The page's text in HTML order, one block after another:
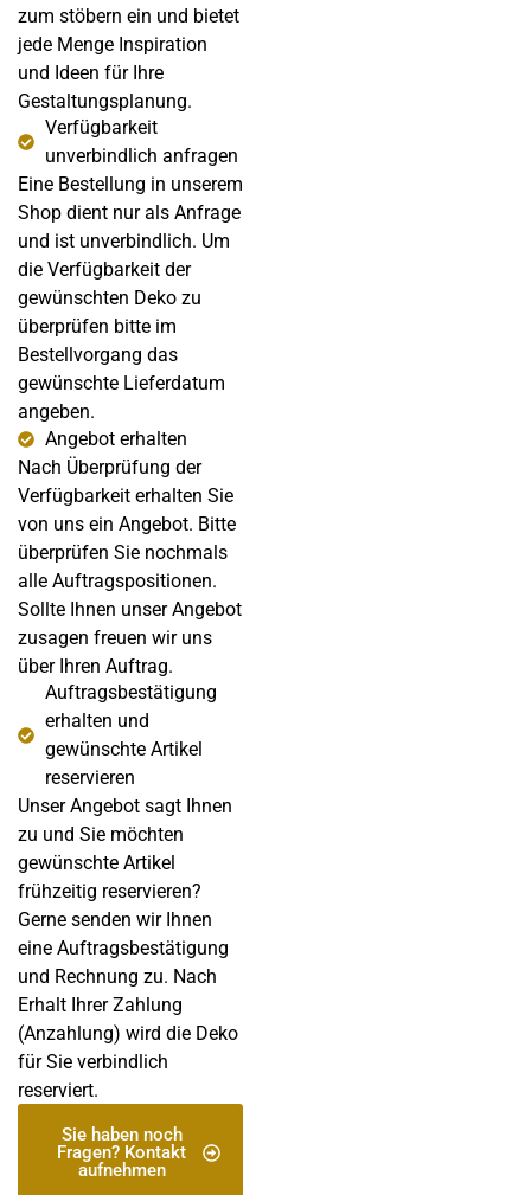
zum stöbern ein und bietet
jede Menge Inspiration
und Ideen für Ihre
Gestaltungsplanung.
Verfügbarkeit
unverbindlich anfragen
Eine Bestellung in unserem
Shop dient nur als Anfrage
und ist unverbindlich. Um
die Verfügbarkeit der
gewünschten Deko zu
überprüfen bitte im
Bestellvorgang das
gewünschte Lieferdatum
angeben.
Angebot erhalten
Nach Überprüfung der
Verfügbarkeit erhalten Sie
von uns ein Angebot. Bitte
überprüfen Sie nochmals
alle Auftragspositionen.
Sollte Ihnen unser Angebot
zusagen freuen wir uns
über Ihren Auftrag.
Auftragsbestätigung
erhalten und
gewünschte Artikel
reservieren
Unser Angebot sagt Ihnen
zu und Sie möchten
gewünschte Artikel
frühzeitig reservieren?
Gerne senden wir Ihnen
eine Auftragsbestätigung
und Rechnung zu. Nach
Erhalt Ihrer Zahlung
(Anzahlung) wird die Deko
für Sie verbindlich
reserviert.
Sie haben noch
Fragen? Kontakt
aufnehmen